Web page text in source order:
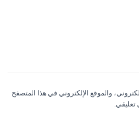
والموقع الإلكتروني في هذا المتصفح
تعليقي.